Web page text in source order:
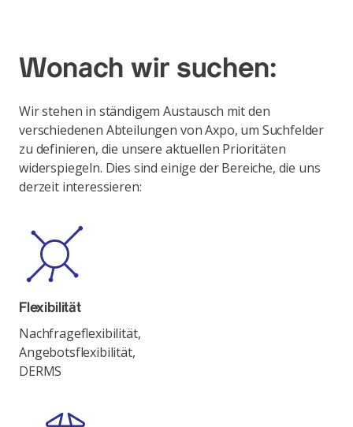
Wonach wir suchen:
Wir stehen in ständigem Austausch mit den
verschiedenen Abteilungen von Axpo, um Suchfelder
zu definieren, die unsere aktuellen Prioritäten
widerspiegeln. Dies sind einige der Bereiche, die uns
derzeit interessieren:
Flexibilität
Nachfrageflexibilität,
Angebotsflexibilität,
DERMS